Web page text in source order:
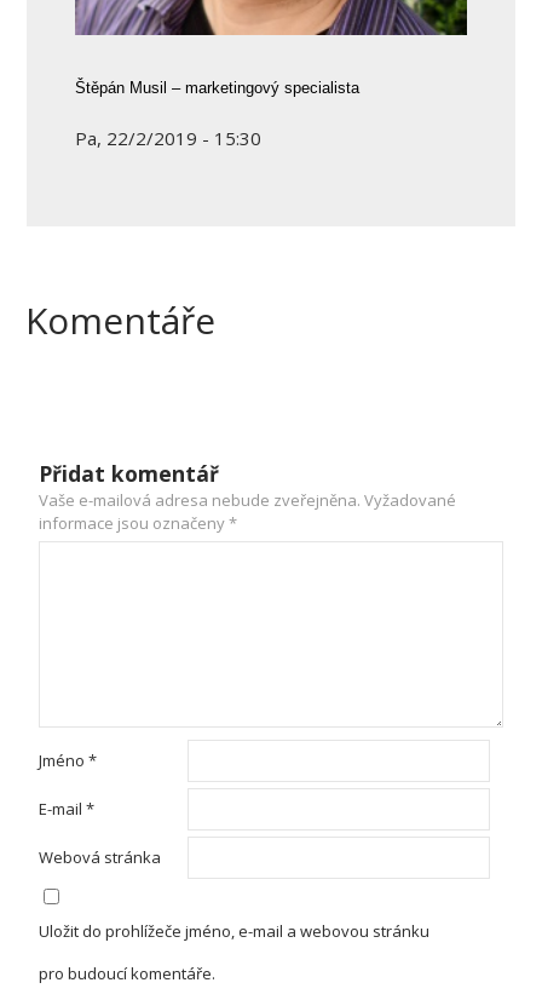
Štěpán Musil – marketingový specialista
Pa, 22/2/2019 - 15:30
Komentáře
Přidat komentář
Vaše e-mailová adresa nebude zveřejněna. Vyžadované
informace jsou označeny*
Jméno*
E-mail*
Webová stránka
Uložit do prohlížeče jméno, e-mail a webovou stránku
pro budoucí komentáře.